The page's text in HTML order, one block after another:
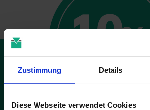
Zustimmung Details
Diese Webseite verwendet Cookies
10%
GUTSCHEIN